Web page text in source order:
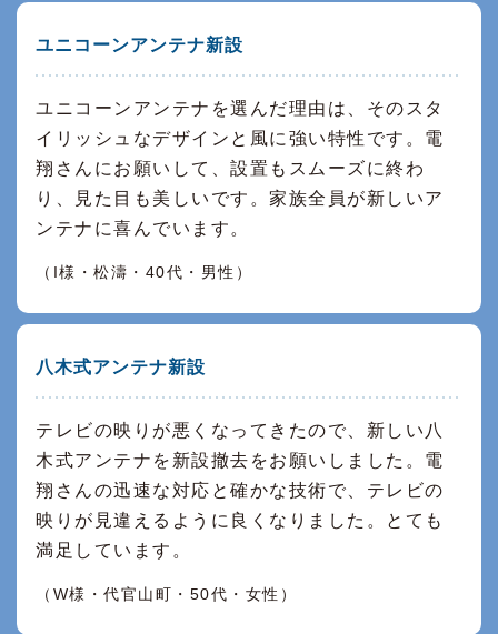
ユニコーンアンテナ新設
ユニコーンアンテナを選んだ理由は、そのスタ
イリッシュなデザインと風に強い特性です。電
翔さんにお願いして、設置もスムーズに終わ
り、見た目も美しいです。家族全員が新しいア
ンテナに喜んでいます。
（I様・松濤・40代・男性）
八木式アンテナ新設
テレビの映りが悪くなってきたので、新しい八
木式アンテナを新設撤去をお願いしました。電
翔さんの迅速な対応と確かな技術で、テレビの
映りが見違えるように良くなりました。とても
満足しています。
（W様・代官山町・50代・女性）